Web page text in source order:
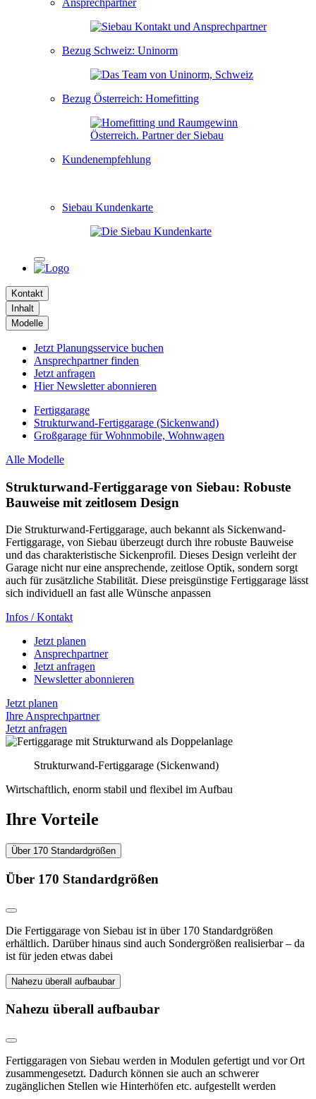
Ansprechpartner
Bezug Schweiz: Uninorm
Bezug Österreich: Homefitting
Kundenempfehlung
Siebau Kundenkarte
Kontakt
Inhalt
Modelle
Jetzt Planungsservice buchen
Ansprechpartner finden
Jetzt anfragen
Hier Newsletter abonnieren
Fertiggarage
Strukturwand-Fertiggarage (Sickenwand)
Großgarage für Wohnmobile, Wohnwagen
Alle Modelle
Strukturwand-Fertiggarage von Siebau: Robuste
Bauweise mit zeitlosem Design
Die Strukturwand-Fertiggarage, auch bekannt als Sickenwand-
Fertiggarage, von Siebau überzeugt durch ihre robuste Bauweise
und das charakteristische Sickenprofil. Dieses Design verleiht der
Garage nicht nur eine ansprechende, zeitlose Optik, sondern sorgt
auch für zusätzliche Stabilität. Diese preisgünstige Fertiggarage lässt
sich individuell an fast alle Wünsche anpassen
Infos / Kontakt
Jetzt planen
Ansprechpartner
Jetzt anfragen
Newsletter abonnieren
Jetzt planen
Ihre Ansprechpartner
Jetzt anfragen
Strukturwand-Fertiggarage (Sickenwand)
Wirtschaftlich, enorm stabil und flexibel im Aufbau
Ihre Vorteile
Über 170 Standardgrößen
Über 170 Standardgrößen
Die Fertiggarage von Siebau ist in über 170 Standardgrößen
erhältlich. Darüber hinaus sind auch Sondergrößen realisierbar – da
ist für jeden etwas dabei
Nahezu überall aufbaubar
Nahezu überall aufbaubar
Fertiggaragen von Siebau werden in Modulen gefertigt und vor Ort
zusammengesetzt. Dadurch können sie auch an schwerer
zugänglichen Stellen wie Hinterhöfen etc. aufgestellt werden